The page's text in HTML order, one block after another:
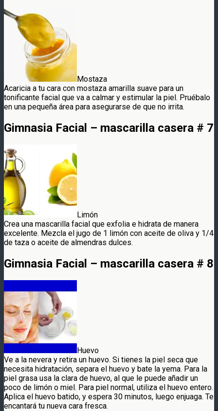
Mostaza
Acaricia a tu cara con mostaza amarilla suave para un
tonificante facial que va a calmar y estimular la piel. Pruébalo
en una pequeña área para asegurarse de que no irrita.
Gimnasia Facial – mascarilla casera # 7
Limón
Crea una mascarilla facial que exfolia e hidrata de manera
excelente. Mezcla el jugo de 1 limón con aceite de oliva y 1/4
de taza o aceite de almendras dulces.
Gimnasia Facial – mascarilla casera # 8
Huevo
Ve a la nevera y retira un huevo. Si tienes la piel seca que
necesita hidratación, separa el huevo y bate la yema. Para la
piel grasa usa la clara de huevo, al que le puede añadir un
poco de limón o miel. Para piel normal, utiliza el huevo entero.
Aplica el huevo batido, y espera 30 minutos, luego enjuaga. Te
encantará tu nueva cara fresca.